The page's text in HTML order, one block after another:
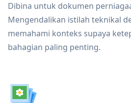
Dibina untuk dokumen
Mengendalikan istilah teknikal
memahami konteks supaya
bahagian paling penting.